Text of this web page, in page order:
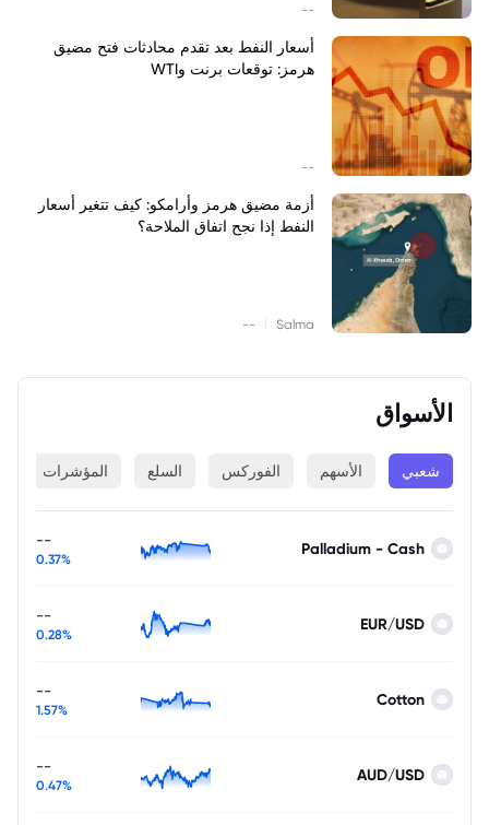
--
أسعار النفط بعد تقدم محادثات فتح مضيق
هرمز: توقعات برنت وWTI
--
أزمة مضيق هرمز وأرامكو: كيف تتغير أسعار
النفط إذا نجح اتفاق الملاحة؟
Salma
--
الأسواق
شعبي الأسهم الفوركس السلع المؤشرات
Palladium - Cash
--
0.37%
EUR/USD
--
0.28%
Cotton
--
1.57%
AUD/USD
--
0.47%